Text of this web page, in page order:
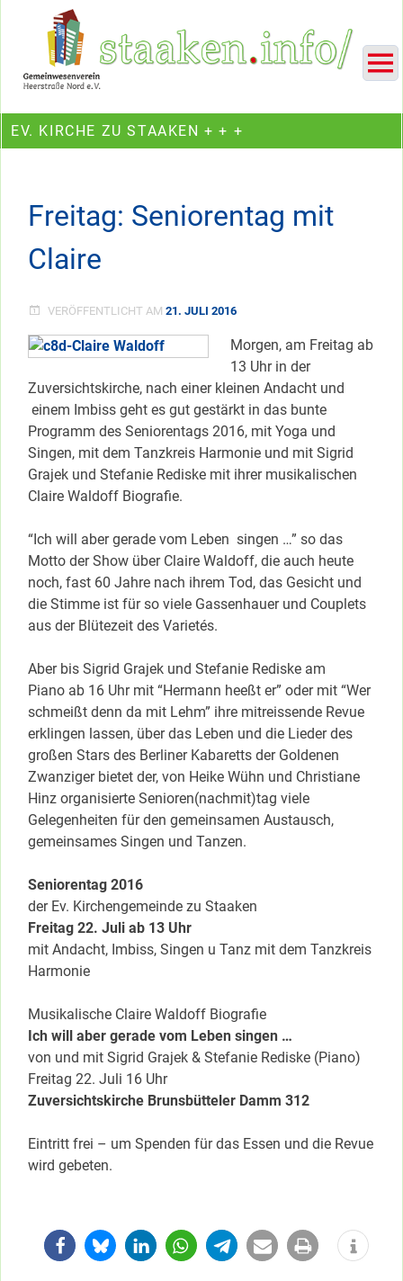
Ein Projekt des Gemeinwesenvereins Heerstraße Nord
EV. KIRCHE ZU STAAKEN + + +
Freitag: Seniorentag mit
Claire
VERÖFFENTLICHT AM 21. JULI 2016
Morgen, am Freitag ab
13 Uhr in der
Zuversichtskirche, nach einer kleinen Andacht und
einem Imbiss geht es gut gestärkt in das bunte
Programm des Seniorentags 2016, mit Yoga und
Singen, mit dem Tanzkreis Harmonie und mit Sigrid
Grajek und Stefanie Rediske mit ihrer musikalischen
Claire Waldoff Biografie.
“Ich will aber gerade vom Leben singen …” so das
Motto der Show über Claire Waldoff, die auch heute
noch, fast 60 Jahre nach ihrem Tod, das Gesicht und
die Stimme ist für so viele Gassenhauer und Couplets
aus der Blütezeit des Varietés.
Aber bis Sigrid Grajek und Stefanie Rediske am
Piano ab 16 Uhr mit “Hermann heeßt er” oder mit “Wer
schmeißt denn da mit Lehm” ihre mitreissende Revue
erklingen lassen, über das Leben und die Lieder des
großen Stars des Berliner Kabaretts der Goldenen
Zwanziger bietet der, von Heike Wühn und Christiane
Hinz organisierte Senioren(nachmit)tag viele
Gelegenheiten für den gemeinsamen Austausch,
gemeinsames Singen und Tanzen.
Seniorentag 2016
der Ev. Kirchengemeinde zu Staaken
Freitag 22. Juli ab 13 Uhr
mit Andacht, Imbiss, Singen u Tanz mit dem Tanzkreis
Harmonie
Musikalische Claire Waldoff Biografie
Ich will aber gerade vom Leben singen …
von und mit Sigrid Grajek & Stefanie Rediske (Piano)
Freitag 22. Juli 16 Uhr
Zuversichtskirche Brunsbütteler Damm 312
Eintritt frei – um Spenden für das Essen und die Revue
wird gebeten.